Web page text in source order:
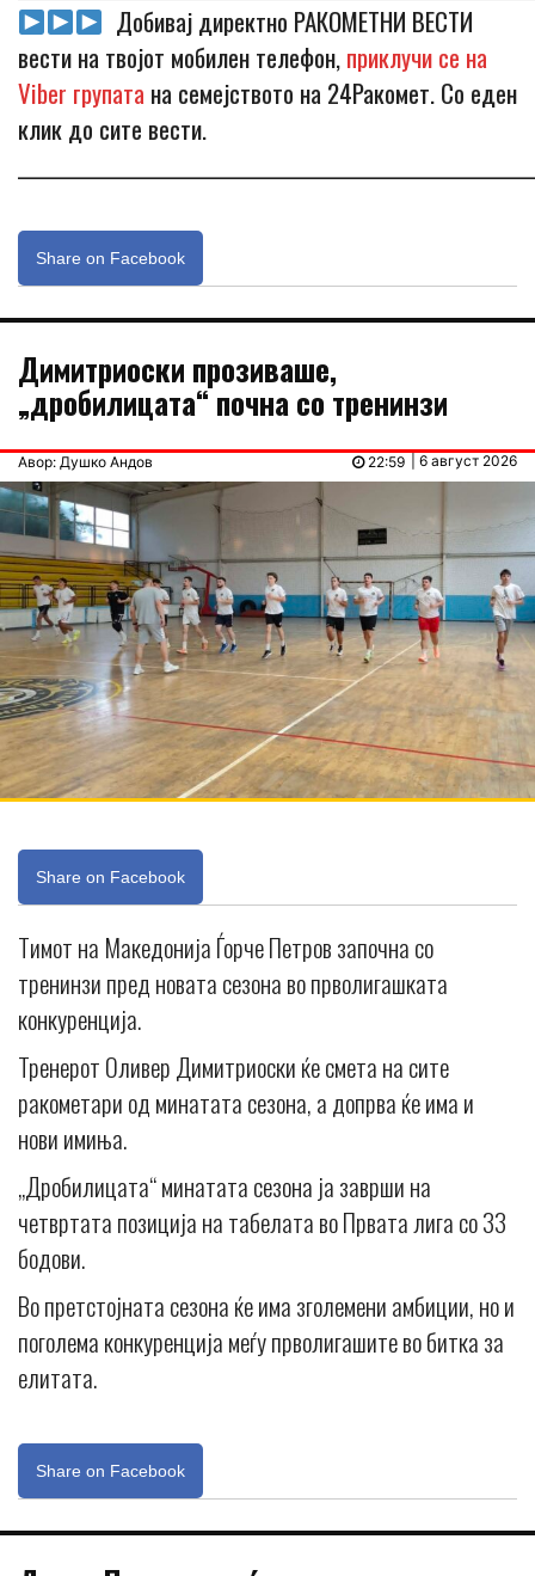
Добивај директно РАКОМЕТНИ ВЕСТИ
вести на твојот мобилен телефон,приклучи се на
Viber групата на семејството на 24Ракомет. Со еден
клик до сите вести.
Share on Facebook
Димитриоски прозиваше,
„дробилицата“ почна со тренинзи
Авор: Душко Андов | 6 август 2026
22:59
Share on Facebook
Тимот на Македонија Ѓорче Петров започна со
тренинзи пред новата сезона во прволигашката
конкуренција.
Тренерот Оливер Димитриоски ќе смета на сите
ракометари од минатата сезона, а допрва ќе има и
нови имиња.
„Дробилицата“ минатата сезона ја заврши на
четвртата позиција на табелата во Првата лига со 33
бодови.
Во претстојната сезона ќе има зголемени амбиции, но и
поголема конкуренција меѓу прволигашите во битка за
елитата.
Share on Facebook